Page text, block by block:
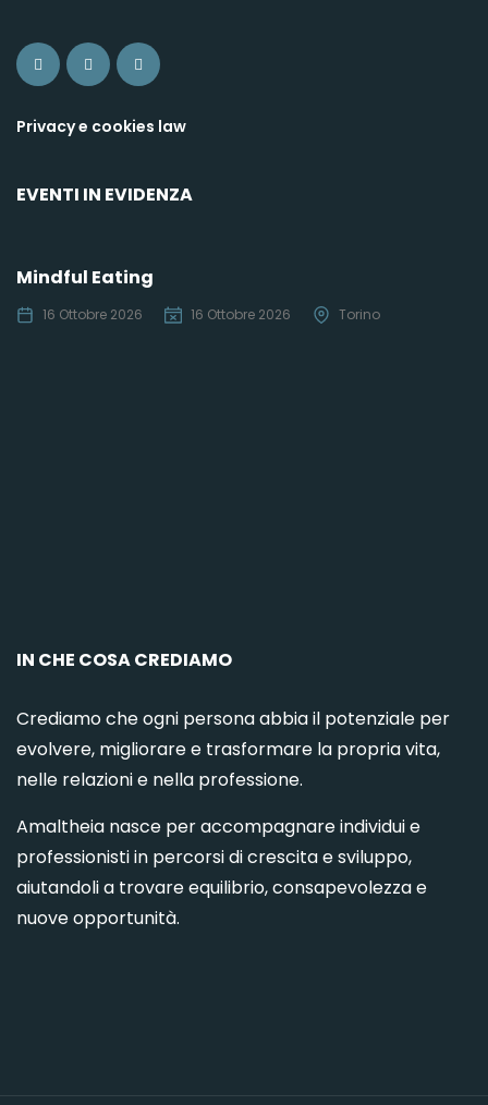
Privacy e cookies law
EVENTI IN EVIDENZA
Mindful Eating
16 Ottobre 2026 16 Ottobre 2026 Torino
IN CHE COSA CREDIAMO
Crediamo che ogni persona abbia il potenziale per
evolvere, migliorare e trasformare la propria vita,
nelle relazioni e nella professione.
Amaltheia nasce per accompagnare individui e
professionisti in percorsi di crescita e sviluppo,
aiutandoli a trovare equilibrio, consapevolezza e
nuove opportunità.